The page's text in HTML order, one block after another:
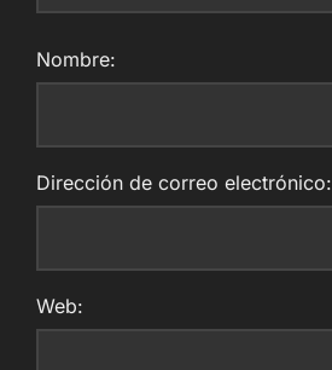
Nombre:
Dirección de correo electrónico:
Web: